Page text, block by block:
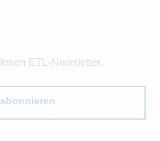
ETL-Newsletter.